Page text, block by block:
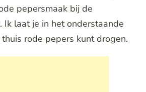
pepersmaak bij de
Ik laat je in het onderstaande
rode pepers kunt drogen.